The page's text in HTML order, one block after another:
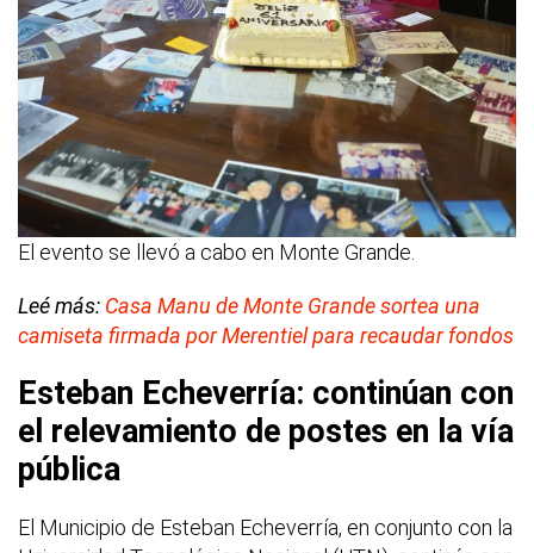
El evento se llevó a cabo en Monte Grande.
Leé más: Casa Manu de Monte Grande sortea una
camiseta firmada por Merentiel para recaudar fondos
Esteban Echeverría: continúan con
el relevamiento de postes en la vía
pública
El Municipio de Esteban Echeverría, en conjunto con la